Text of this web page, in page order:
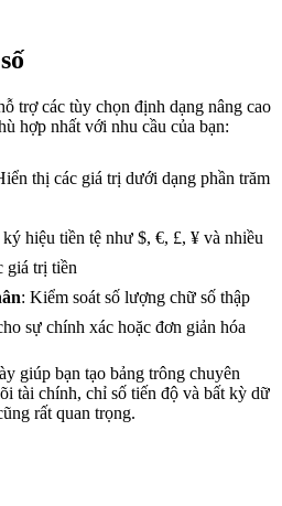
trợ các tùy chọn định dạng nâng cao
hợp nhất với nhu cầu của bạn:
thị các giá trị dưới dạng phần trăm
hiệu tiền tệ như $, €, £, ¥ và nhiều
giá trị tiền
: Kiểm soát số lượng chữ số thập
sự chính xác hoặc đơn giản hóa
giúp bạn tạo bảng trông chuyên
tài chính, chỉ số tiến độ và bất kỳ dữ
rất quan trọng.